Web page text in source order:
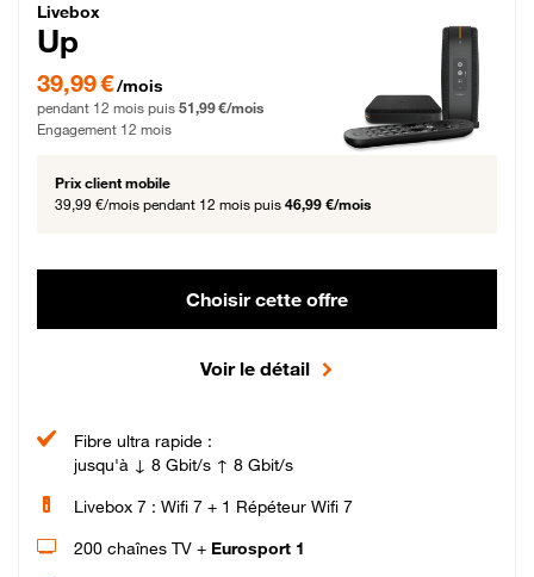
Livebox Up Fibre
Livebox
Up
39,99 € par mois pendant 12 mois puis 51,99 € par mois, Engagement 12 mois
39,99 €/mois
pendant 12 mois puis 51,99 €/mois
Engagement 12 mois
Prix client mobile
39,99 €/mois pendant 12 mois puis 46,99 €/mois
Choisir cette offre
Voir le détail
Fibre ultra rapide :
jusqu'à ↓ 8 Gbit/s ↑ 8 Gbit/s
Livebox 7 : Wifi 7 + 1 Répéteur Wifi 7
200 chaînes TV + Eurosport 1